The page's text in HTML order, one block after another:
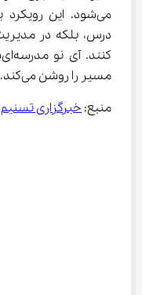
مسیر را روشن می‌کند.
منبع: خبرگزاری تسنیم